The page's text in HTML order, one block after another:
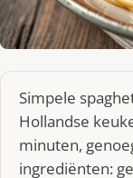
Simpele
Hollandse
minuten,
ingrediënten: